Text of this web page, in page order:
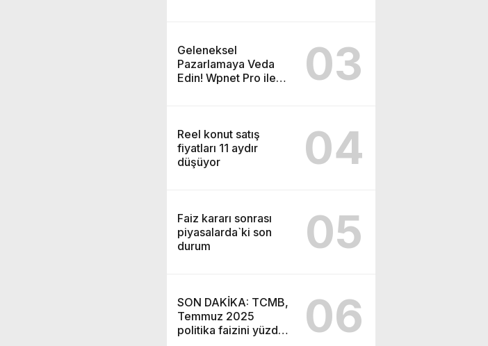
Geleneksel
Pazarlamaya Veda
Edin! Wpnet Pro ile
03
Reel konut satış
fiyatları 11 aydır
düşüyor
04
Faiz kararı sonrası
piyasalarda`ki son
durum
05
SON DAKİKA: TCMB,
Temmuz 2025
politika faizini yüzde
06